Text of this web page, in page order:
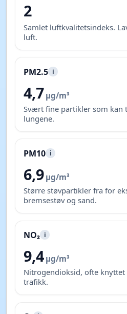
2
Samlet luftkvalitetsindeks.
luft.
PM2.5 i
4,7 µg/m³
Svært fine partikler som kan
lungene.
PM10 i
6,9 µg/m³
Større støvpartikler fra for
bremsestøv og sand.
NO₂ i
9,4 µg/m³
Nitrogendioksid, ofte
trafikk.